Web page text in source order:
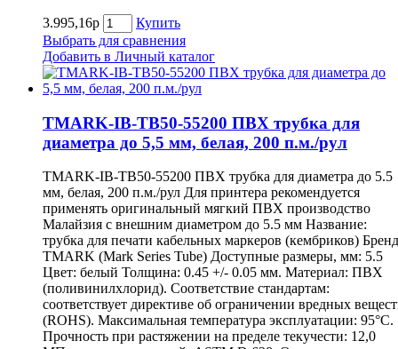
3.995,16р
Купить
Выбрать для сравнения
Добавить в Личный каталог
TMARK-IB-TB50-55200 ПВХ трубка для
диаметра до 5,5 мм, белая, 200 п.м./рул
TMARK-IB-TB50-55200 ПВХ трубка для диаметра до 5.5
мм, белая, 200 п.м./рул Для принтера рекомендуется
применять оригинальный мягкий ПВХ производство
Малайзия с внешним диаметром до 5.5 мм Название:
трубка для печати кабельных маркеров (кембриков)
TMARK (Mark Series Tube) Доступные размеры, мм: 5.5
Цвет: белый Толщина: 0.45 +/- 0.05 мм. Материал: ПВХ
(поливинилхлорид). Соответствие стандартам:
соответствует директиве об ограничении вредных
(ROHS). Максимальная температура эксплуатации: 95°С.
Прочность при растяжении на пределе текучести: 12,0